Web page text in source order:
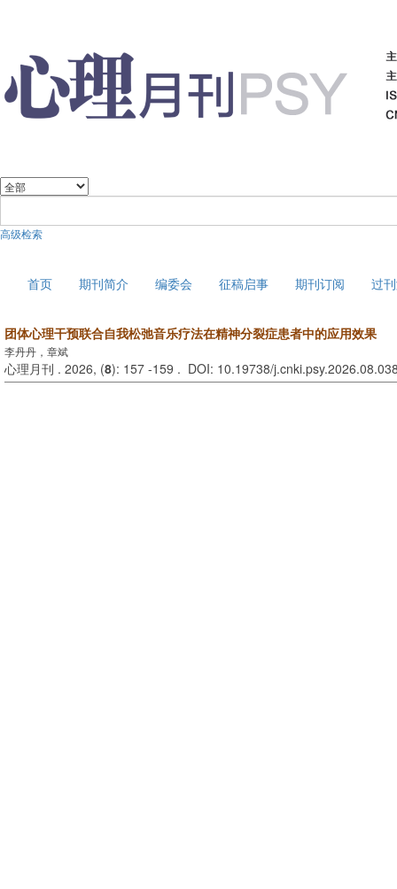
高级检索
首页 期刊简介 编委会 征稿启事 期刊订阅 过
团体心理干预联合自我松弛音乐疗法在精神分裂症患者中的应用效果
李丹丹，章斌
心理月刊 . 2026, (8): 157 -159 . DOI: 10.19738/